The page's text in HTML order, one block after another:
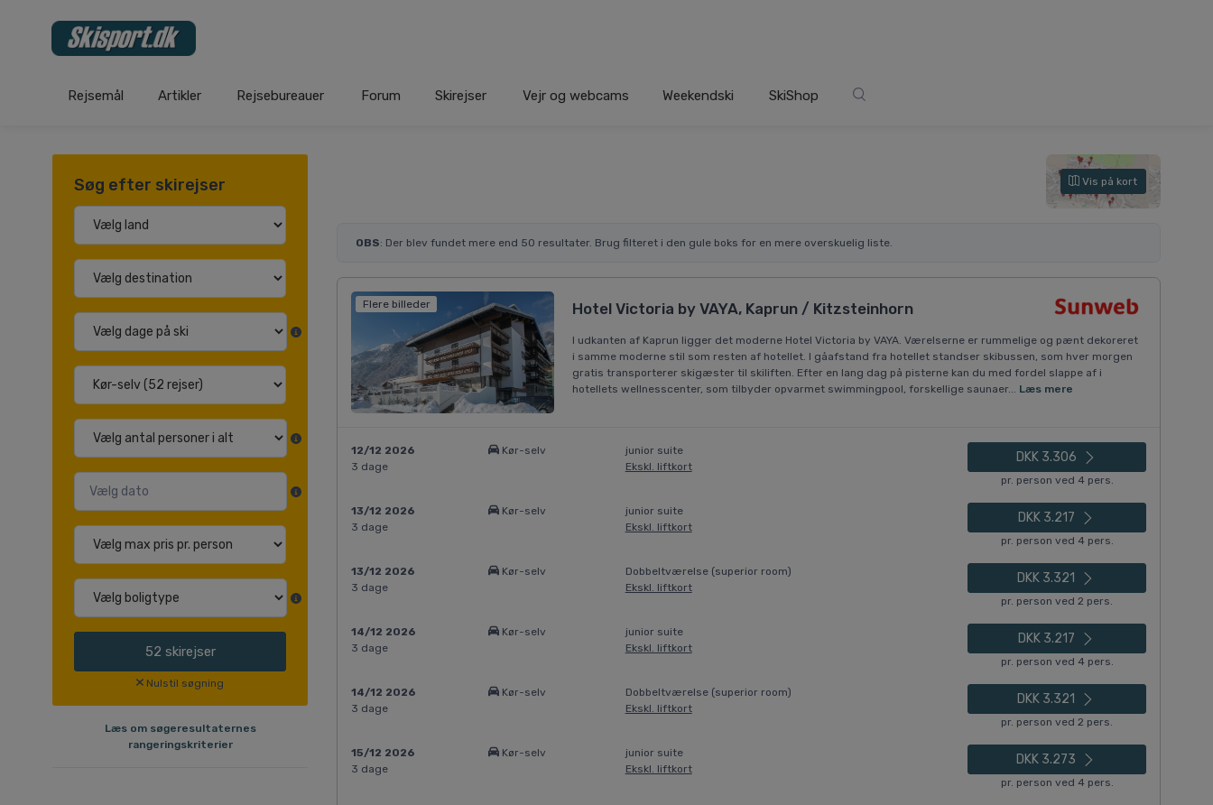
Rejsemål Artikler Rejsebureauer Forum Skirejser Vejr og webcams Weekendski SkiShop
Søg efter skirejser
52 skirejser
Nulstil søgning
Læs om søgeresultaternes
rangeringskriterier
Vis på kort
OBS: Der blev fundet mere end 50 resultater. Brug filteret i den gule boks for en mere overskuelig liste.
Flere billeder Hotel Victoria by VAYA, Kaprun / Kitzsteinhorn
I udkanten af Kaprun ligger det moderne Hotel Victoria by VAYA. Værelserne er rummelige og pænt dekoreret
i samme moderne stil som resten af hotellet. I gåafstand fra hotellet standser skibussen, som hver morgen
gratis transporterer skigæster til skiliften. Efter en lang dag på pisterne kan du med fordel slappe af i
hotellets wellnesscenter, som tilbyder opvarmet swimmingpool, forskellige saunaer... Læs mere
12/12 2026
3 dage
Kør-selv
junior suite
Ekskl. liftkort
DKK 3.306
pr. person ved 4 pers.
13/12 2026
3 dage
Kør-selv
junior suite
Ekskl. liftkort
DKK 3.217
pr. person ved 4 pers.
13/12 2026
3 dage
Kør-selv
Dobbeltværelse (superior room)
Ekskl. liftkort
DKK 3.321
pr. person ved 2 pers.
14/12 2026
3 dage
Kør-selv
junior suite
Ekskl. liftkort
DKK 3.217
pr. person ved 4 pers.
14/12 2026
3 dage
Kør-selv
Dobbeltværelse (superior room)
Ekskl. liftkort
DKK 3.321
pr. person ved 2 pers.
15/12 2026
3 dage
Kør-selv
junior suite
Ekskl. liftkort
DKK 3.273
pr. person ved 4 pers.